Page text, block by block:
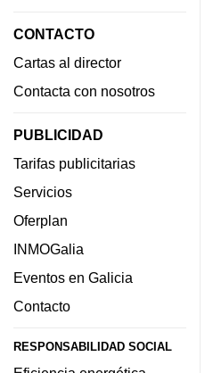
CONTACTO
Cartas al director
Contacta con nosotros
PUBLICIDAD
Tarifas publicitarias
Servicios
Oferplan
INMOGalia
Eventos en Galicia
Contacto
RESPONSABILIDAD SOCIAL